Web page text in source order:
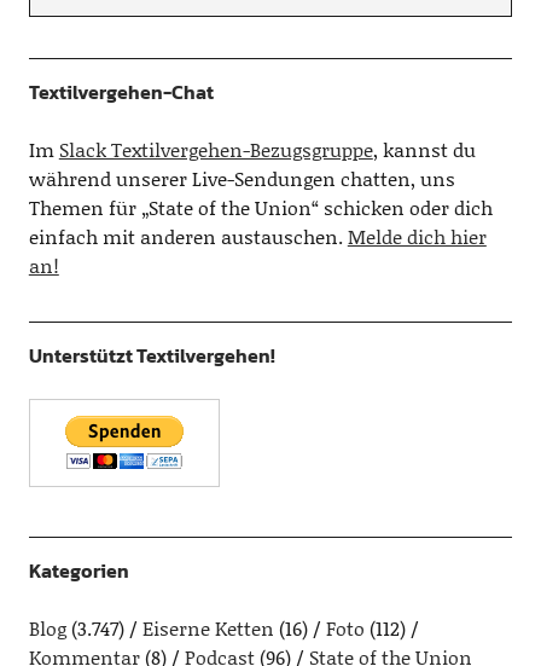
Textilvergehen-Chat
Im Slack Textilvergehen-Bezugsgruppe, kannst du
während unserer Live-Sendungen chatten, uns
Themen für „State of the Union“ schicken oder dich
einfach mit anderen austauschen.Melde dich hier
an!
Unterstützt Textilvergehen!
Kategorien
Blog(3.747) Eiserne Ketten (16) Foto (112)
Kommentar(8) Podcast(96) State of the Union